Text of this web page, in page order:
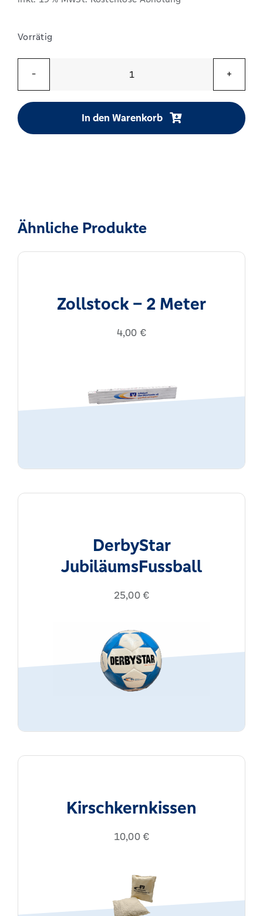
Vorrätig
Menge
In den Warenkorb
Ähnliche Produkte
Zollstock – 2 Meter
4,00 €
DerbyStar
JubiläumsFussball
25,00 €
Kirschkernkissen
10,00 €